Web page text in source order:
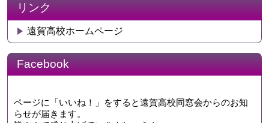
リンク
遠賀高校ホームページ
Facebook
ページに「いいね！」をすると遠賀高校同窓会からのお知
らせが届きます。